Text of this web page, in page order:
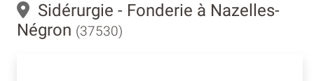
Sidérurgie - Fonderie à Nazelles-
Négron (37530)